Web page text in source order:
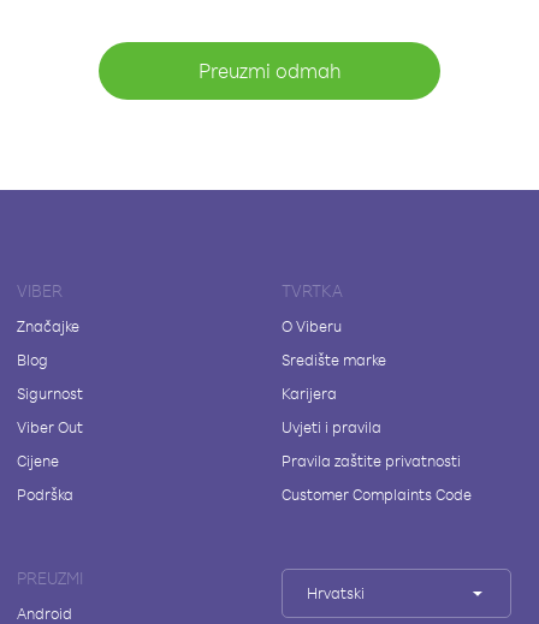
Preuzmi odmah
VIBER
Značajke
Blog
Sigurnost
Viber Out
Cijene
Podrška
TVRTKA
O Viberu
Središte marke
Karijera
Uvjeti i pravila
Pravila zaštite privatnosti
Customer Complaints Code
PREUZMI
Android
Hrvatski